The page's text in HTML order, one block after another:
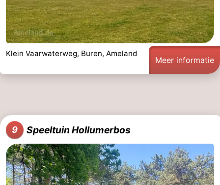
Klein Vaarwaterweg, Buren, Ameland
Meer informatie
9 Speeltuin Hollumerbos